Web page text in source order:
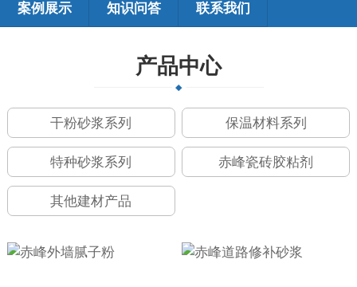
案例展示 知识问答 联系我们
产品中心
干粉砂浆系列 保温材料系列
特种砂浆系列 赤峰瓷砖胶粘剂
其他建材产品